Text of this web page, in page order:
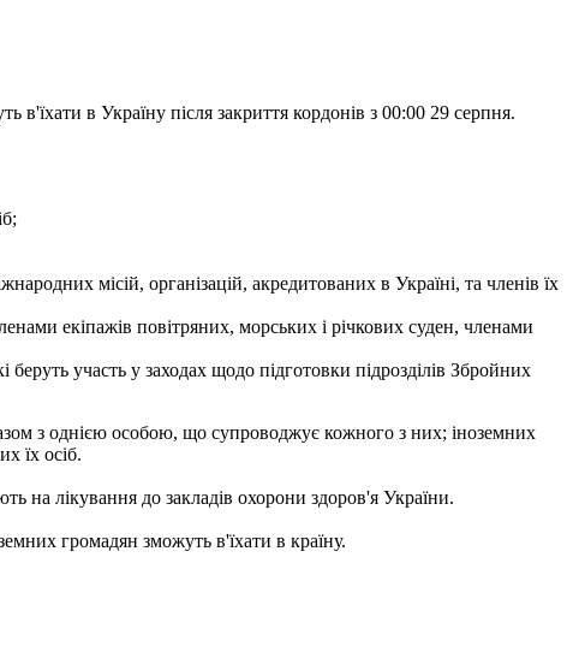
в Україну після закриття кордонів з 00:00 29 серпня.
місій, організацій, акредитованих в Україні, та членів їх
екіпажів повітряних, морських і річкових суден, членами
участь у заходах щодо підготовки підрозділів Збройних
з однією особою, що супроводжує кожного з них; іноземних
їх осіб.
на лікування до закладів охорони здоров'я України.
громадян зможуть в'їхати в країну.